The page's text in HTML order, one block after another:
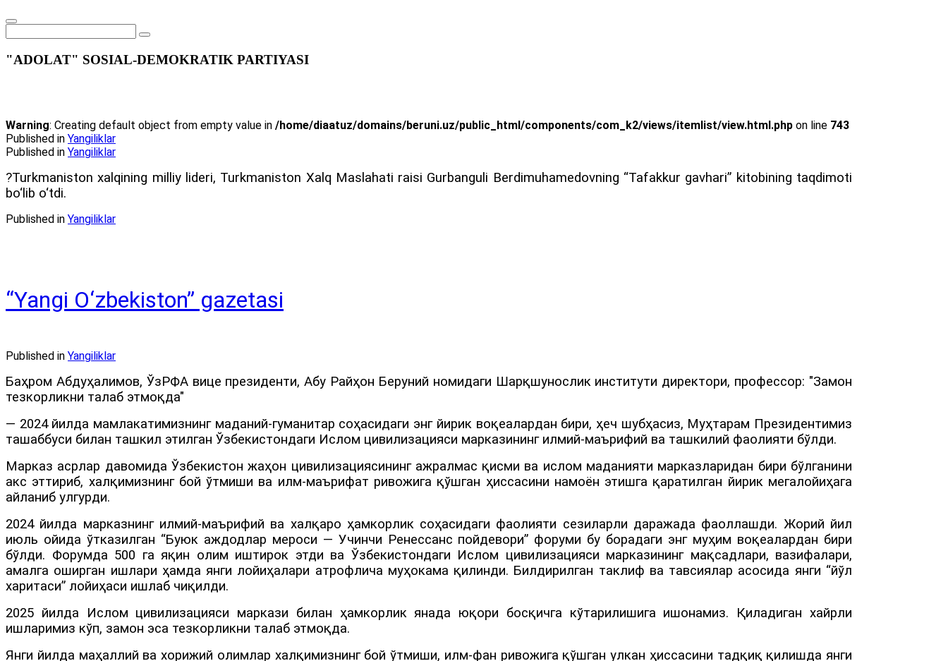
"ADOLAT" SOSIAL-DEMOKRATIK PARTIYASI
Warning: Creating default object from empty value in /home/diaatuz/domains/beruni.uz/public_html/components/com_k2/views/itemlist/view.html.php on line 743
Published in Yangiliklar
Published in Yangiliklar
?Turkmaniston xalqining milliy lideri, Turkmaniston Xalq Maslahati raisi Gurbanguli Berdimuhamedovning “Tafakkur gavhari” kitobining taqdimoti
bo‘lib o‘tdi.
Published in Yangiliklar
“Yangi O‘zbekiston” gazetasi
Published in Yangiliklar
Баҳром Абдуҳалимов, ЎзРФА вице президенти, Абу Райҳон Беруний номидаги Шарқшунослик институти директори, профессор: "Замон
тезкорликни талаб этмоқда"
— 2024 йилда мамлакатимизнинг маданий-гуманитар соҳасидаги энг йирик воқеалардан бири, ҳеч шубҳасиз, Муҳтарам Президентимиз
ташаббуси билан ташкил этилган Ўзбекистондаги Ислом цивилизацияси марказининг илмий-маърифий ва ташкилий фаолияти бўлди.
Марказ асрлар давомида Ўзбекистон жаҳон цивилизациясининг ажралмас қисми ва ислом маданияти марказларидан бири бўлганини
акс эттириб, халқимизнинг бой ўтмиши ва илм-маърифат ривожига қўшган ҳиссасини намоён этишга қаратилган йирик мегалойиҳага
айланиб улгурди.
2024 йилда марказнинг илмий-маърифий ва халқаро ҳамкорлик соҳасидаги фаолияти сезиларли даражада фаоллашди. Жорий йил
июль ойида ўтказилган “Буюк аждодлар мероси — Учинчи Ренессанс пойдевори” форуми бу борадаги энг муҳим воқеалардан бири
бўлди. Форумда 500 га яқин олим иштирок этди ва Ўзбекистондаги Ислом цивилизацияси марказининг мақсадлари, вазифалари,
амалга оширган ишлари ҳамда янги лойиҳалари атрофлича муҳокама қилинди. Билдирилган таклиф ва тавсиялар асосида янги “йўл
харитаси” лойиҳаси ишлаб чиқилди.
2025 йилда Ислом цивилизацияси маркази билан ҳамкорлик янада юқори босқичга кўтарилишига ишонамиз. Қиладиган хайрли
ишларимиз кўп, замон эса тезкорликни талаб этмоқда.
Янги йилда маҳаллий ва хорижий олимлар халқимизнинг бой ўтмиши, илм-фан ривожига қўшган улкан ҳиссасини тадқиқ қилишда янги